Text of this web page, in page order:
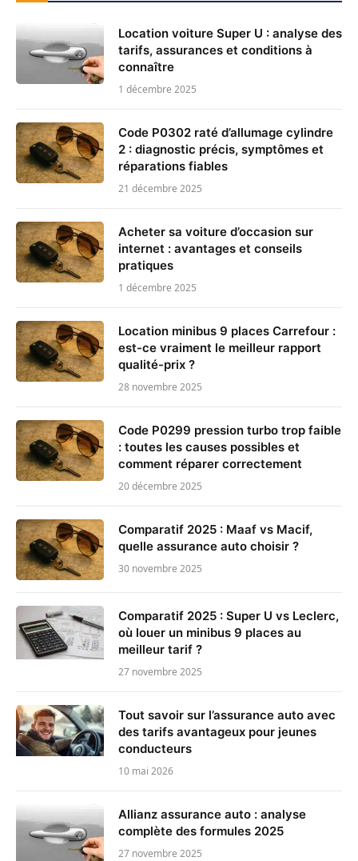
Location voiture Super U : analyse des
tarifs, assurances et conditions à
connaître
1 décembre 2025
Code P0302 raté d’allumage cylindre
2 : diagnostic précis, symptômes et
réparations fiables
21 décembre 2025
Acheter sa voiture d’occasion sur
internet : avantages et conseils
pratiques
1 décembre 2025
Location minibus 9 places Carrefour :
est-ce vraiment le meilleur rapport
qualité-prix ?
28 novembre 2025
Code P0299 pression turbo trop faible
: toutes les causes possibles et
comment réparer correctement
20 décembre 2025
Comparatif 2025 : Maaf vs Macif,
quelle assurance auto choisir ?
30 novembre 2025
Comparatif 2025 : Super U vs Leclerc,
où louer un minibus 9 places au
meilleur tarif ?
27 novembre 2025
Tout savoir sur l’assurance auto avec
des tarifs avantageux pour jeunes
conducteurs
10 mai 2026
Allianz assurance auto : analyse
complète des formules 2025
27 novembre 2025